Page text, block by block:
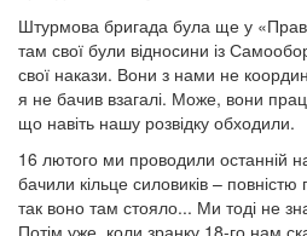
Штурмова бригада була ще у
там свої були відносини із
свої накази. Вони з нами не
я не бачив взагалі. Може, вони
що навіть нашу розвідку обходили.
16 лютого ми проводили останній
бачили кільце силовиків –
так воно там стояло... Ми тоді не
Потім уже, коли зранку 18-го нам